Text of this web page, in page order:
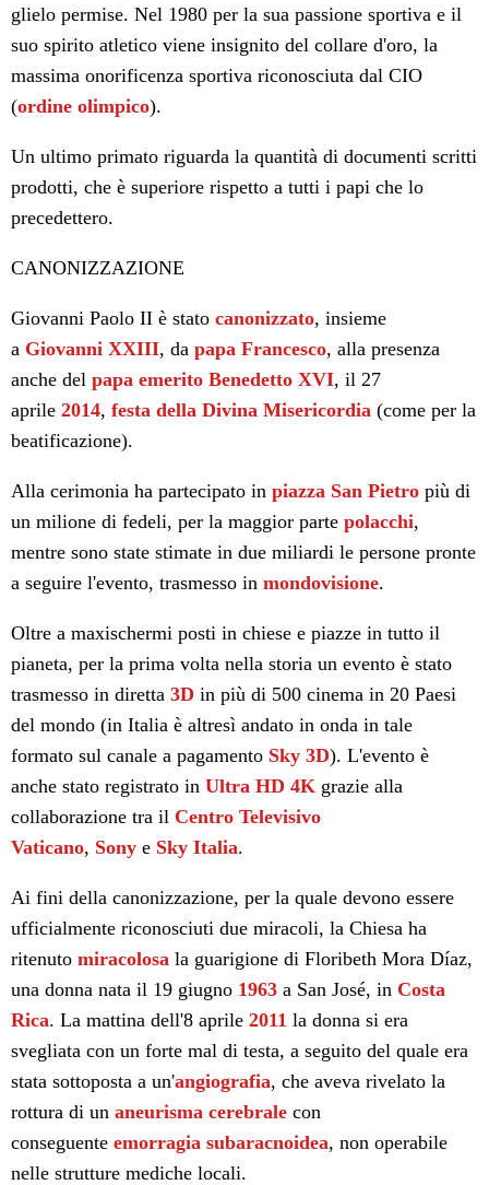
glielo permise. Nel 1980 per la sua passione sportiva e il
suo spirito atletico viene insignito del collare d'oro, la
massima onorificenza sportiva riconosciuta dal CIO
(ordine olimpico).
Un ultimo primato riguarda la quantità di documenti scritti
prodotti, che è superiore rispetto a tutti i papi che lo
precedettero.
CANONIZZAZIONE
Giovanni Paolo II è stato canonizzato, insieme
a Giovanni XXIII, da papa Francesco, alla presenza
anche del papa emerito Benedetto XVI, il 27
aprile 2014, festa della Divina Misericordia (come per la
beatificazione).
Alla cerimonia ha partecipato in piazza San Pietro più di
un milione di fedeli, per la maggior parte polacchi,
mentre sono state stimate in due miliardi le persone pronte
a seguire l'evento, trasmesso in mondovisione.
Oltre a maxischermi posti in chiese e piazze in tutto il
pianeta, per la prima volta nella storia un evento è stato
trasmesso in diretta 3D in più di 500 cinema in 20 Paesi
del mondo (in Italia è altresì andato in onda in tale
formato sul canale a pagamento Sky 3D). L'evento è
anche stato registrato in Ultra HD 4K grazie alla
collaborazione tra il Centro Televisivo
Vaticano, Sony e Sky Italia.
Ai fini della canonizzazione, per la quale devono essere
ufficialmente riconosciuti due miracoli, la Chiesa ha
ritenuto miracolosa la guarigione di Floribeth Mora Díaz,
una donna nata il 19 giugno 1963 a San José, in Costa
Rica. La mattina dell'8 aprile 2011 la donna si era
svegliata con un forte mal di testa, a seguito del quale era
stata sottoposta a un'angiografia, che aveva rivelato la
rottura di un aneurisma cerebrale con
conseguente emorragia subaracnoidea, non operabile
nelle strutture mediche locali.